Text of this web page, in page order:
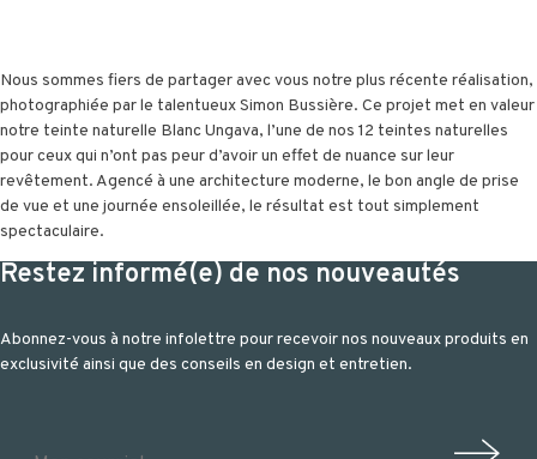
Nous sommes fiers de partager avec vous notre plus récente réalisation,
photographiée par le talentueux Simon Bussière. Ce projet met en valeur
notre teinte naturelle Blanc Ungava, l’une de nos 12 teintes naturelles
pour ceux qui n’ont pas peur d’avoir un effet de nuance sur leur
revêtement. Agencé à une architecture moderne, le bon angle de prise
de vue et une journée ensoleillée, le résultat est tout simplement
spectaculaire.
Restez informé(e) de nos nouveautés
Abonnez-vous à notre infolettre pour recevoir nos nouveaux produits en
exclusivité ainsi que des conseils en design et entretien.